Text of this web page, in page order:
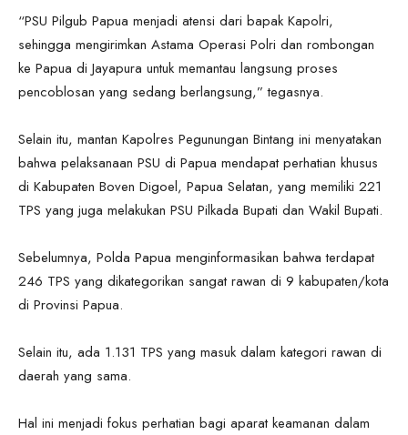
“PSU Pilgub Papua menjadi atensi dari bapak Kapolri,
sehingga mengirimkan Astama Operasi Polri dan rombongan
ke Papua di Jayapura untuk memantau langsung proses
pencoblosan yang sedang berlangsung,” tegasnya.
Selain itu, mantan Kapolres Pegunungan Bintang ini menyatakan
bahwa pelaksanaan PSU di Papua mendapat perhatian khusus
di Kabupaten Boven Digoel, Papua Selatan, yang memiliki 221
TPS yang juga melakukan PSU Pilkada Bupati dan Wakil Bupati.
Sebelumnya, Polda Papua menginformasikan bahwa terdapat
246 TPS yang dikategorikan sangat rawan di 9 kabupaten/kota
di Provinsi Papua.
Selain itu, ada 1.131 TPS yang masuk dalam kategori rawan di
daerah yang sama.
Hal ini menjadi fokus perhatian bagi aparat keamanan dalam